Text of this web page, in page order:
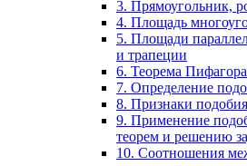
3. Прямоугольник,
4. Площадь
5. Площади
и трапеции
6. Теорема Пифагора
7. Определение
8. Признаки
9. Применение
теорем и решению
10. Соотношения